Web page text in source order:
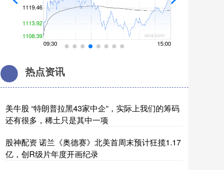
热点资讯
美牛股 “特朗普拉黑43家中企”，实际上我们的筹码
还有很多，稀土只是其中一项
股神配资 诺兰《奥德赛》北美首周末预计狂揽1.17
亿，创R级片年度开画纪录